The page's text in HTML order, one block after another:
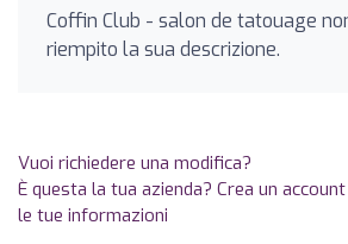
Coffin Club - salon de tatouage
riempito la sua descrizione.
Vuoi richiedere una modifica?
È questa la tua azienda? Crea un
le tue informazioni